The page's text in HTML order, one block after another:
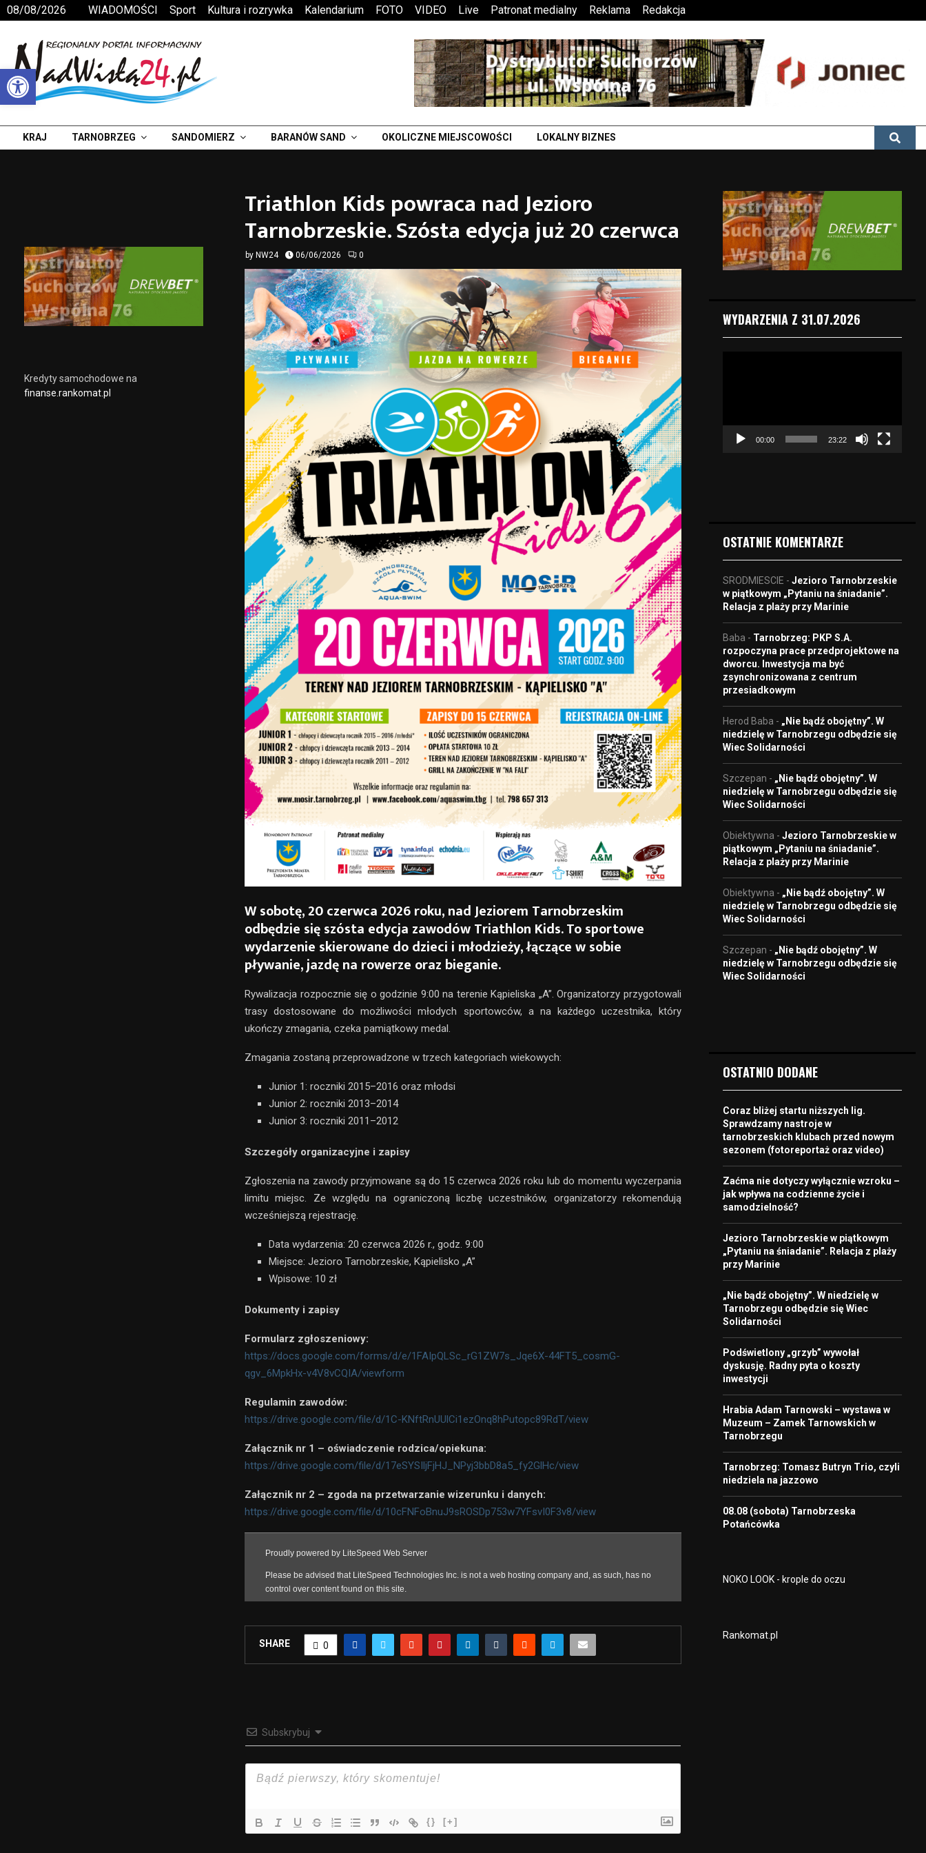
Otwórz pasek narzędzi
08/08/2026 WIADOMOŚCI Sport Kultura i rozrywka Kalendarium FOTO VIDEO Live Patronat medialny Reklama Redakcja
KRAJ TARNOBRZEG SANDOMIERZ BARANÓW SAND OKOLICZNE MIEJSCOWOŚCI LOKALNY BIZNES
Triathlon Kids powraca nad Jezioro
Tarnobrzeskie. Szósta edycja już 20 czerwca
by NW24 06/06/2026 0
W sobotę, 20 czerwca 2026 roku, nad Jeziorem Tarnobrzeskim
odbędzie się szósta edycja zawodów Triathlon Kids. To sportowe
wydarzenie skierowane do dzieci i młodzieży, łączące w sobie
pływanie, jazdę na rowerze oraz bieganie.
Rywalizacja rozpocznie się o godzinie 9:00 na terenie Kąpieliska „A”. Organizatorzy przygotowali
trasy dostosowane do możliwości młodych sportowców, a na każdego uczestnika, który
ukończy zmagania, czeka pamiątkowy medal.
Zmagania zostaną przeprowadzone w trzech kategoriach wiekowych:
Junior 1: roczniki 2015–2016 oraz młodsi
Junior 2: roczniki 2013–2014
Junior 3: roczniki 2011–2012
Szczegóły organizacyjne i zapisy
Zgłoszenia na zawody przyjmowane są do 15 czerwca 2026 roku lub do momentu wyczerpania
limitu miejsc. Ze względu na ograniczoną liczbę uczestników, organizatorzy rekomendują
wcześniejszą rejestrację.
Data wydarzenia: 20 czerwca 2026 r., godz. 9:00
Miejsce: Jezioro Tarnobrzeskie, Kąpielisko „A”
Wpisowe: 10 zł
Dokumenty i zapisy
Formularz zgłoszeniowy:
https://docs.google.com/forms/d/e/1FAIpQLSc_rG1ZW7s_Jqe6X-44FT5_cosmG-
qgv_6MpkHx-v4V8vCQIA/viewform
Regulamin zawodów:
https://drive.google.com/file/d/1C-KNftRnUUlCi1ezOnq8hPutopc89RdT/view
Załącznik nr 1 – oświadczenie rodzica/opiekuna:
https://drive.google.com/file/d/17eSYSIljFjHJ_NPyj3bbD8a5_fy2GlHc/view
Załącznik nr 2 – zgoda na przetwarzanie wizerunku i danych:
https://drive.google.com/file/d/10cFNFoBnuJ9sROSDp753w7YFsvI0F3v8/view
SHARE 0
Subskrybuj
{} [+]
Kredyty samochodowe na
finanse.rankomat.pl
WYDARZENIA Z 31.07.2026
e
o
00:00 23:22
OSTATNIE KOMENTARZE
SRODMIESCIE - Jezioro Tarnobrzeskie
w piątkowym „Pytaniu na śniadanie”.
Relacja z plaży przy Marinie
Baba - Tarnobrzeg: PKP S.A.
rozpoczyna prace przedprojektowe na
dworcu. Inwestycja ma być
zsynchronizowana z centrum
przesiadkowym
Herod Baba - „Nie bądź obojętny”. W
niedzielę w Tarnobrzegu odbędzie się
Wiec Solidarności
Szczepan - „Nie bądź obojętny”. W
niedzielę w Tarnobrzegu odbędzie się
Wiec Solidarności
Obiektywna - Jezioro Tarnobrzeskie w
piątkowym „Pytaniu na śniadanie”.
Relacja z plaży przy Marinie
Obiektywna - „Nie bądź obojętny”. W
niedzielę w Tarnobrzegu odbędzie się
Wiec Solidarności
Szczepan - „Nie bądź obojętny”. W
niedzielę w Tarnobrzegu odbędzie się
Wiec Solidarności
OSTATNIO DODANE
Coraz bliżej startu niższych lig.
Sprawdzamy nastroje w
tarnobrzeskich klubach przed nowym
sezonem (fotoreportaż oraz video)
Zaćma nie dotyczy wyłącznie wzroku –
jak wpływa na codzienne życie i
samodzielność?
Jezioro Tarnobrzeskie w piątkowym
„Pytaniu na śniadanie”. Relacja z plaży
przy Marinie
„Nie bądź obojętny”. W niedzielę w
Tarnobrzegu odbędzie się Wiec
Solidarności
Podświetlony „grzyb” wywołał
dyskusję. Radny pyta o koszty
inwestycji
Hrabia Adam Tarnowski – wystawa w
Muzeum – Zamek Tarnowskich w
Tarnobrzegu
Tarnobrzeg: Tomasz Butryn Trio, czyli
niedziela na jazzowo
08.08 (sobota) Tarnobrzeska
Potańcówka
NOKO LOOK - krople do oczu
Rankomat.pl